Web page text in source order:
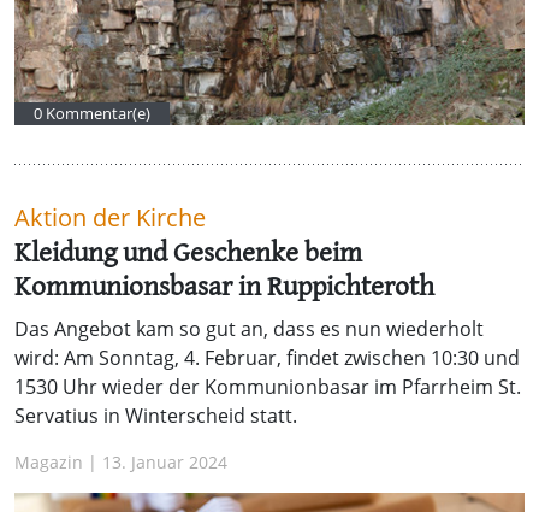
0 Kommentar(e)
Aktion der Kirche
Kleidung und Geschenke beim
Kommunionsbasar in Ruppichteroth
Das Angebot kam so gut an, dass es nun wiederholt
wird: Am Sonntag, 4. Februar, findet zwischen 10:30 und
1530 Uhr wieder der Kommunionbasar im Pfarrheim St.
Servatius in Winterscheid statt.
Magazin | 13. Januar 2024